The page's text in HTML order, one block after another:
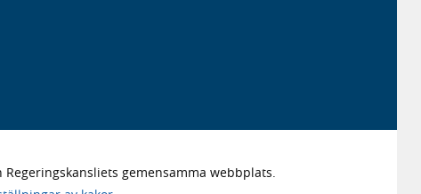
gemensamma webbplats.